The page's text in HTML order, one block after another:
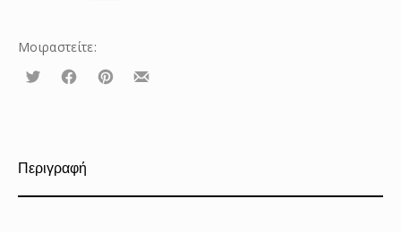
Μοιραστείτε:
Τουίτα ΜοιραστείτεΜοιραστείτεΜοιραστείτε
Περιγραφή